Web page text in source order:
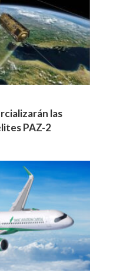
las
PAZ-2